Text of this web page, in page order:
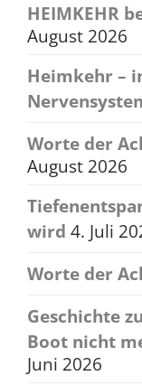
HEIMKEHR
August 2026
Heimkehr –
Worte der
August 2026
wird 4. Juli
Worte der
Geschichte
Boot nicht
Juni 2026